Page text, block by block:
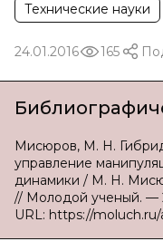
Технические науки
24.01.2016 165
Мисюров, М. Н.
управление
динамики / М. Н.
// Молодой ученый. —
URL: https://moluch.ru/